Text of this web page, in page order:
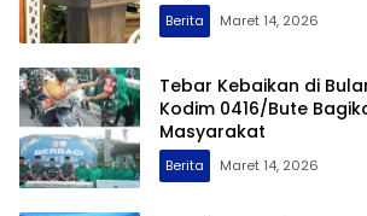
Berita Maret 14, 2026
Tebar Kebaikan di
Kodim 0416/Bute
Masyarakat
Berita Maret 14, 2026